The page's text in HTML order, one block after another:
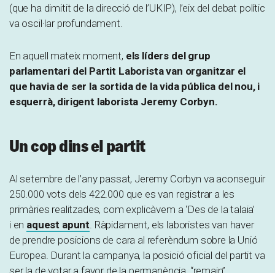
(que ha dimitit de la direcció de l’UKIP), l’eix del debat polític
va oscil·lar profundament.
En aquell mateix moment, els líders del grup
parlamentari del Partit Laborista van organitzar el
que havia de ser la sortida de la vida pública del nou, i
esquerrà, dirigent laborista Jeremy Corbyn.
Un cop dins el partit
Al setembre de l’any passat, Jeremy Corbyn va aconseguir
250.000 vots dels 422.000 que es van registrar a les
primàries realitzades, com explicàvem a ‘Des de la talaia’
i en aquest apunt. Ràpidament, els laboristes van haver
de prendre posicions de cara al referèndum sobre la Unió
Europea. Durant la campanya, la posició oficial del partit va